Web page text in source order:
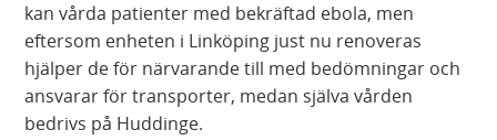
kan vårda patienter med bekräftad ebola, men
eftersom enheten i Linköping just nu renoveras
hjälper de för närvarande till med bedömningar och
ansvarar för transporter, medan själva vården
bedrivs på Huddinge.